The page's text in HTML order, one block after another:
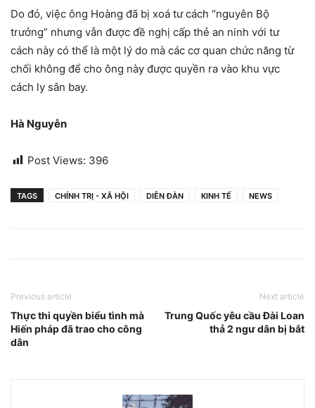
Do đó, việc ông Hoàng đã bị xoá tư cách “nguyên Bộ
trưởng” nhưng vẫn được đề nghị cấp thẻ an ninh với tư
cách này có thể là một lý do mà các cơ quan chức năng từ
chối không để cho ông này được quyền ra vào khu vực
cách ly sân bay.
Hà Nguyễn
Post Views: 396
TAGS CHÍNH TRỊ - XÃ HỘI DIỄN ĐÀN KINH TẾ NEWS
Previous article
Thực thi quyền biểu tình mà
Hiến pháp đã trao cho công
dân
Next article
Trung Quốc yêu cầu Đài Loan
thả 2 ngư dân bị bắt